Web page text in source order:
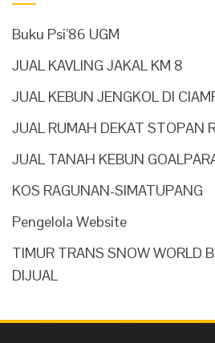
Buku Psi’86 UGM
JUAL KAVLING JAKAL KM 8
JUAL KEBUN JENGKOL DI
JUAL RUMAH DEKAT STOPAN
JUAL TANAH KEBUN
KOS RAGUNAN-SIMATUPANG
Pengelola Website
TIMUR TRANS SNOW WORLD
DIJUAL